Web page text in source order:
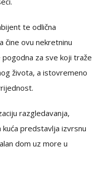
te odlična
čine ovu nekretninu
za sve koji traže
života, a istovremeno
razgledavanja,
predstavlja izvrsnu
dom uz more u